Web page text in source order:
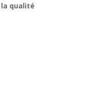
qualité